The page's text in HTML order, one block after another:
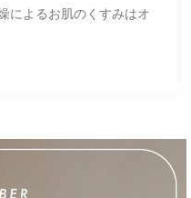
によるお肌のくすみはオ